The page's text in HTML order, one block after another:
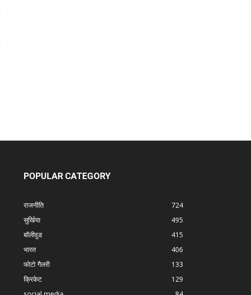
POPULAR CATEGORY
राजनीति
724
सुर्खिया
495
बॉलीवुड
415
भारत
406
फोटो गैलरी
133
क्रिकेट
129